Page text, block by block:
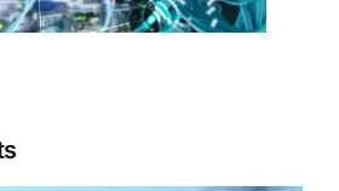
ARTICOLE